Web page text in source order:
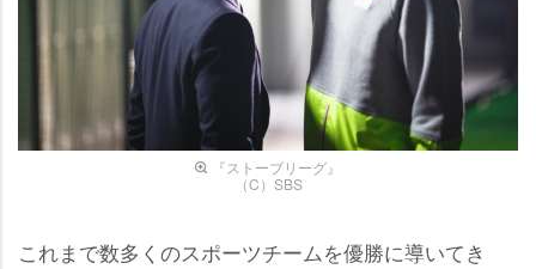
『ストーブリーグ』
（C）SBS
これまで数多くのスポーツチームを優勝に導いてき